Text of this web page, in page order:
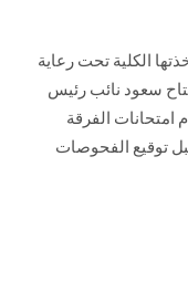
الكلية تحت رعاية
سعود نائب رئيس
امتحانات الفرقة
توقيع الفحوصات